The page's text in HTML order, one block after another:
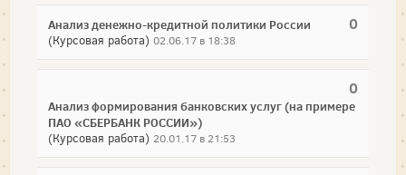
0
Анализ денежно-кредитной политики России
(Курсовая работа) 02.06.17 в 18:38
0
Анализ формирования банковских услуг (на примере
ПАО «СБЕРБАНК РОССИИ»)
(Курсовая работа) 20.01.17 в 21:53